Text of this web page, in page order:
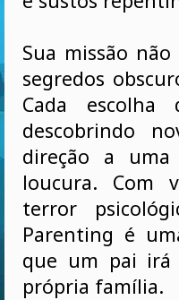
Sua missão
segredos
Cada
descobrindo
direção a
loucura. Com
terror
Parenting é
que um pai
própria família.